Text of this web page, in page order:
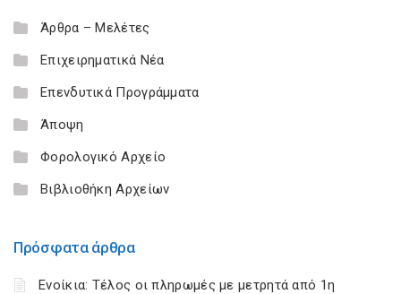
Άρθρα – Μελέτες
Επιχειρηματικά Νέα
Επενδυτικά Προγράμματα
Άποψη
Φορολογικό Αρχείο
Βιβλιοθήκη Αρχείων
Πρόσφατα άρθρα
Ενοίκια: Τέλος οι πληρωμές με μετρητά από 1η